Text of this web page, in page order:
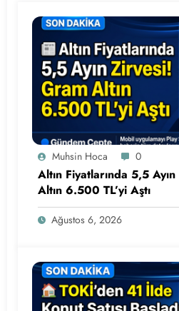
Muhsin Hoca 0
Altın Fiyatlarında 5,5
Altın 6.500 TL’yi Aştı
Ağustos 6, 2026